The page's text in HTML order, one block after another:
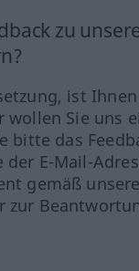
zu
ist
wollen Sie uns
bitte das
der E-Mail-
gemäß
zur